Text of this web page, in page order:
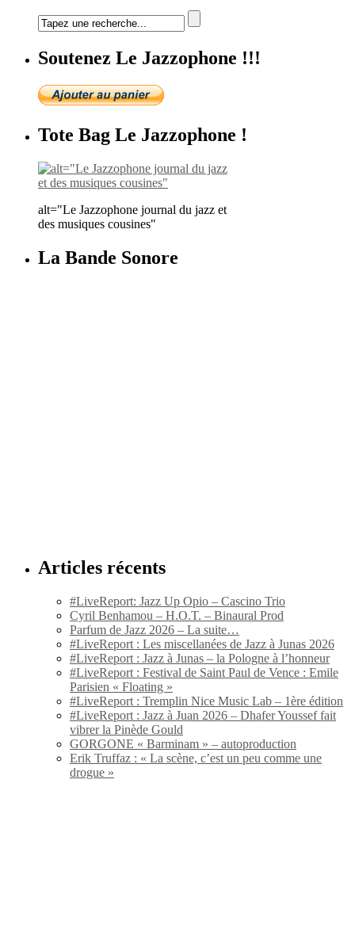
Soutenez Le Jazzophone !!!
Tote Bag Le Jazzophone !
alt="Le Jazzophone journal du jazz et
des musiques cousines"
La Bande Sonore
Articles récents
#LiveReport: Jazz Up Opio – Cascino Trio
Cyril Benhamou – H.O.T. – Binaural Prod
Parfum de Jazz 2026 – La suite…
#LiveReport : Les miscellanées de Jazz à Junas 2026
#LiveReport : Jazz à Junas – la Pologne à l’honneur
#LiveReport : Festival de Saint Paul de Vence : Emile
Parisien « Floating »
#LiveReport : Tremplin Nice Music Lab – 1ère édition
#LiveReport : Jazz à Juan 2026 – Dhafer Youssef fait
vibrer la Pinède Gould
GORGONE « Barminam » – autoproduction
Erik Truffaz : « La scène, c’est un peu comme une
drogue »